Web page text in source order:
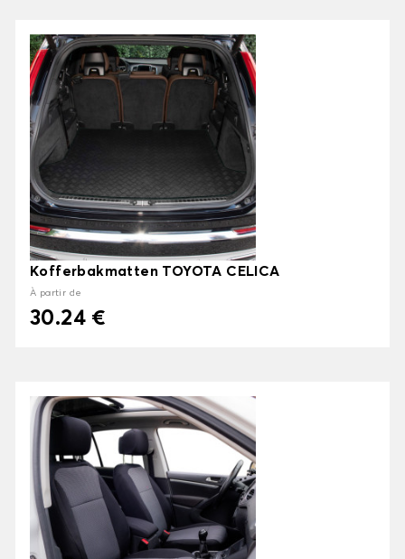
Kofferbakmatten TOYOTA CELICA
À partir de
30.24 €